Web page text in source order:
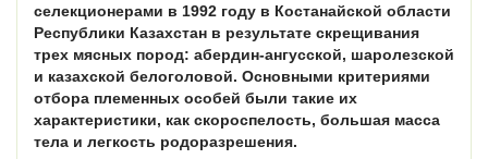
селекционерами в 1992 году в Костанайской области
Республики Казахстан в результате скрещивания
трех мясных пород: абердин-ангусской, шаролезской
и казахской белоголовой. Основными критериями
отбора племенных особей были такие их
характеристики, как скороспелость, большая масса
тела и легкость родоразрешения.